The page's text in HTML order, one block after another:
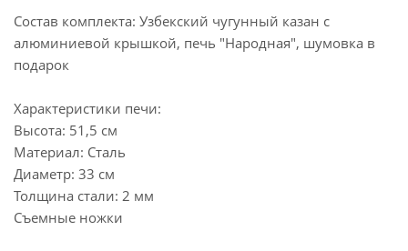
Состав комплекта: Узбекский чугунный казан с
алюминиевой крышкой, печь "Народная", шумовка в
подарок
Характеристики печи:
Высота: 51,5 см
Материал: Сталь
Диаметр: 33 см
Толщина стали: 2 мм
Съемные ножки